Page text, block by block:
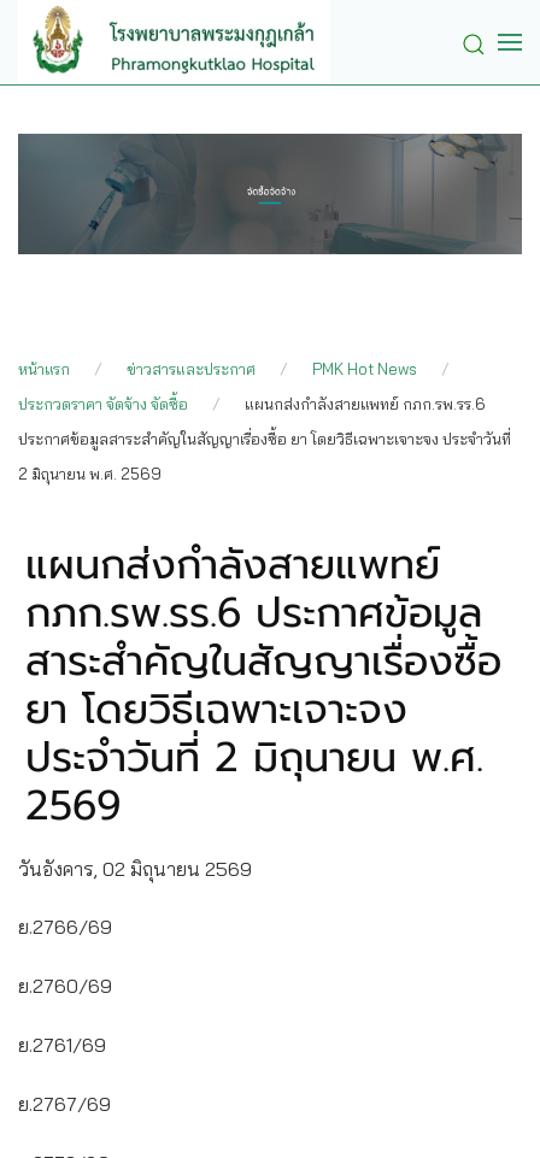
Skip to main content
หน้าแรก ข่าวสารและประกาศ
PMK Hot News
ประกวดราคา จัดจ้าง จัดซื้อ
แผนกส่งกำลังสายแพทย์ กภก.รพ.รร.6
ประกาศข้อมูลสาระสำคัญในสัญญาเรื่องซื้อ ยา โดยวิธีเฉพาะเจาะจง ประจำวันที่
2 มิถุนายน พ.ศ. 2569
แผนกส่งกำลังสายแพทย์
กภก.รพ.รร.6 ประกาศข้อมูล
สาระสำคัญในสัญญาเรื่องซื้อ
ยา โดยวิธีเฉพาะเจาะจง
ประจำวันที่ 2 มิถุนายน พ.ศ.
2569
วันอังคาร, 02 มิถุนายน 2569
ย.2766/69
ย.2760/69
ย.2761/69
ย.2767/69